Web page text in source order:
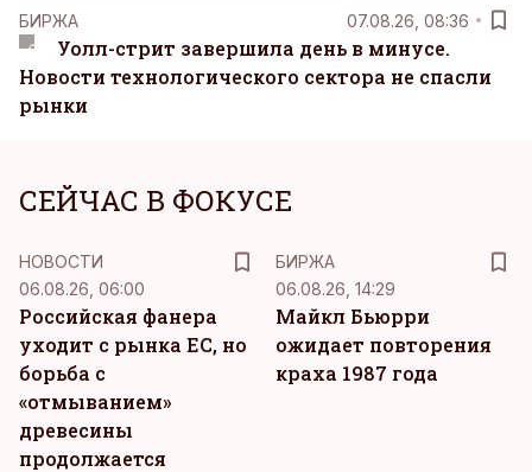
БИРЖА 07.08.26, 08:36
Уолл-стрит завершила день в минусе.
Новости технологического сектора не спасли
рынки
СЕЙЧАС В ФОКУСЕ
НОВОСТИ
06.08.26, 06:00
Российская фанера
уходит с рынка ЕС, но
борьба с
«отмыванием»
древесины
продолжается
БИРЖА
06.08.26, 14:29
Майкл Бьюрри
ожидает повторения
краха 1987 года